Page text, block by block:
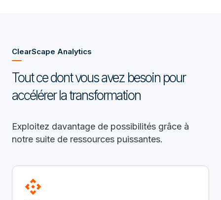
ClearScape Analytics
Tout ce dont vous avez besoin pour
accélérer la transformation
Exploitez davantage de possibilités grâce à
notre suite de ressources puissantes.
api